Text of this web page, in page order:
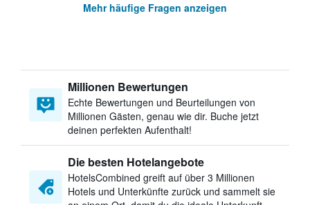
Mehr häufige Fragen anzeigen
Millionen Bewertungen
Echte Bewertungen und Beurteilungen von
Millionen Gästen, genau wie dir. Buche jetzt
deinen perfekten Aufenthalt!
Die besten Hotelangebote
HotelsCombined greift auf über 3 Millionen
Hotels und Unterkünfte zurück und sammelt sie